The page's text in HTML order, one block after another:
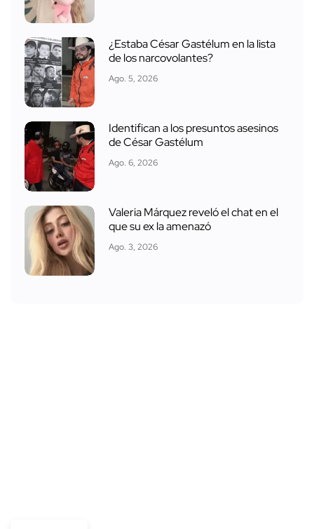
¿Estaba César Gastélum en la lista
de los narcovolantes?
Ago. 5, 2026
Identifican a los presuntos asesinos
de César Gastélum
Ago. 6, 2026
Valeria Márquez reveló el chat en el
que su ex la amenazó
Ago. 3, 2026